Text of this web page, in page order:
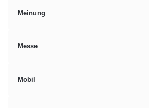
Meinung
Messe
Mobil